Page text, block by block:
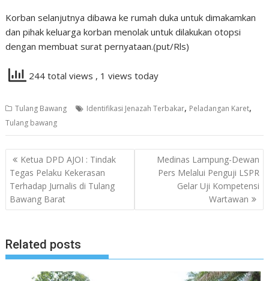
Korban selanjutnya dibawa ke rumah duka untuk dimakamkan
dan pihak keluarga korban menolak untuk dilakukan otopsi
dengan membuat surat pernyataan.(put/Rls)
244 total views , 1 views today
Tulang Bawang Identifikasi Jenazah Terbakar, Peladangan Karet,
Tulang bawang
Navigasi
pos
Ketua DPD AJOI : Tindak
Tegas Pelaku Kekerasan
Terhadap Jurnalis di Tulang
Bawang Barat
Medinas Lampung-Dewan
Pers Melalui Penguji LSPR
Gelar Uji Kompetensi
Wartawan
Related posts